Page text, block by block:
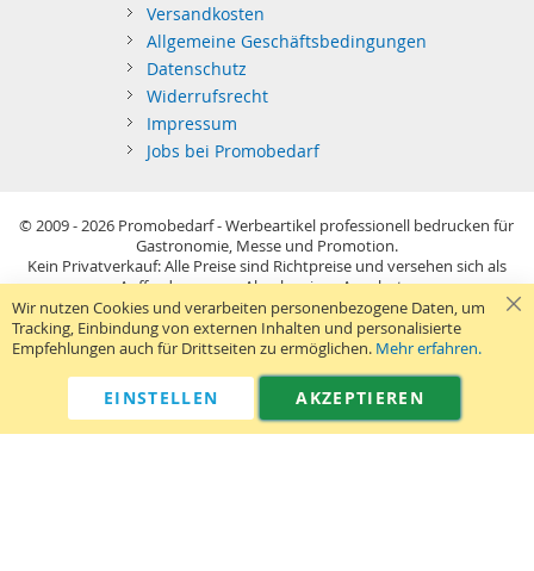
Versandkosten
Allgemeine Geschäftsbedingungen
Datenschutz
Widerrufsrecht
Impressum
Jobs bei Promobedarf
© 2009 - 2026 Promobedarf - Werbeartikel professionell bedrucken für
Gastronomie, Messe und Promotion.
Kein Privatverkauf: Alle Preise sind Richtpreise und versehen sich als
Aufforderung zur Abgabe eines Angebots.
Sie richten sich nur an gewerblichen Bedarf (§14 BGB) im Sinne der
Preisangabenverordnung und verstehen sich netto zzgl. MwSt. USB-
Sticks: Tagespreise ggf. zzgl. Druckkosten und GEMA.
Telefon:040 38 63 12 40 Kontaktformular
Wir nutzen Cookies und verarbeiten personenbezogene Daten, um
Tracking, Einbindung von externen Inhalten und personalisierte
Empfehlungen auch für Drittseiten zu ermöglichen. Mehr erfahren.
AKZEPTIEREN
EINSTELLEN